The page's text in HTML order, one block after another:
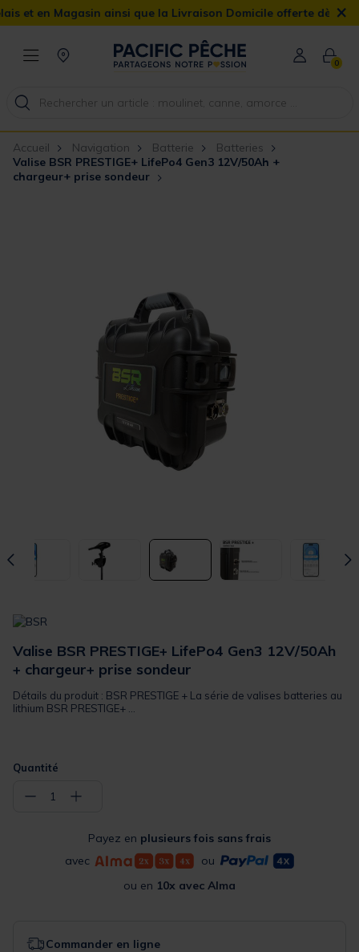
Magasin ainsi que la Livraison Domicile offerte dès 90€ ×
0
Accueil Navigation Batterie
Batteries
Valise BSR PRESTIGE+ LifePo4 Gen3 12V/50Ah +
chargeur+ prise sondeur
Valise BSR PRESTIGE+ LifePo4 Gen3 12V/50Ah
+ chargeur+ prise sondeur
Détails du produit : BSR PRESTIGE + La série de valises batteries au
lithium BSR PRESTIGE+ ...
Quantité
− 1 +
Payez en plusieurs fois sans frais
avec
ou
ou en 10x avec Alma
Commander en ligne